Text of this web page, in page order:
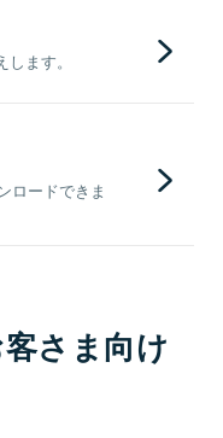
ます。
ロードできま
さま向け